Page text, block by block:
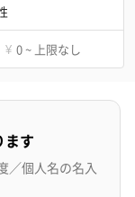
¥ 0 ~ 上限なし
ます
／個人名の名入